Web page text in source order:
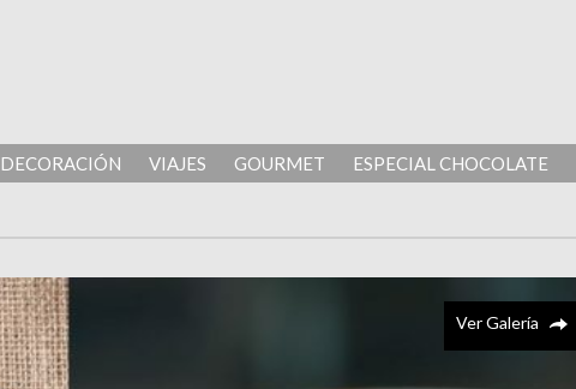
DECORACIÓN VIAJES GOURMET ESPECIAL CHOCOLATE
Ver Galería